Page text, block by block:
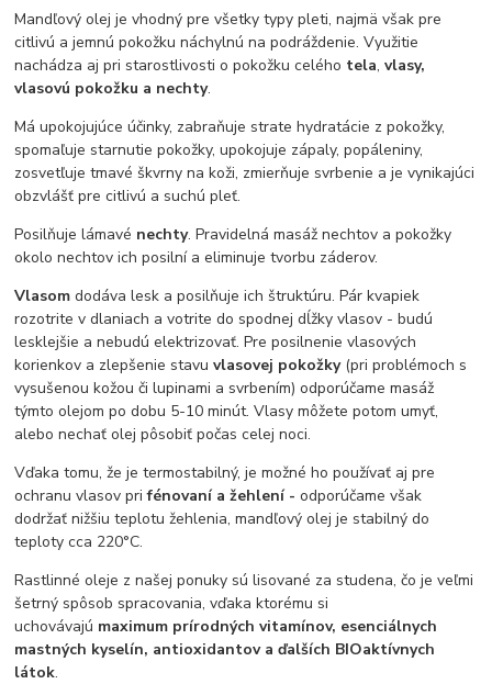
Mandľový olej je vhodný pre všetky typy pleti, najmä však pre
citlivú a jemnú pokožku náchylnú na podráždenie. Využitie
nachádza aj pri starostlivosti o pokožku celého tela,vlasy,
vlasovú pokožku a nechty.
Má upokojujúce účinky, zabraňuje strate hydratácie z pokožky,
spomaľuje starnutie pokožky, upokojuje zápaly, popáleniny,
zosvetľuje tmavé škvrny na koži, zmierňuje svrbenie a je vynikajúci
obzvlášť pre citlivú a suchú pleť.
Posilňuje lámavé nechty. Pravidelná masáž nechtov a pokožky
okolo nechtov ich posilní a eliminuje tvorbu záderov.
Vlasom dodáva lesk a posilňuje ich štruktúru. Pár kvapiek
rozotrite v dlaniach a votrite do spodnej dĺžky vlasov - budú
lesklejšie a nebudú elektrizovať. Pre posilnenie vlasových
korienkov a zlepšenie stavuvlasovej pokožky(pri problémoch s
vysušenou kožou či lupinami a svrbením) odporúčame masáž
týmto olejom po dobu 5-10 minút. Vlasy môžete potom umyť,
alebo nechať olej pôsobiť počas celej noci.
Vďaka tomu, že je termostabilný, je možné ho používať aj pre
ochranu vlasov prifénovaní a žehlení -odporúčame však
dodržať nižšiu teplotu žehlenia, mandľový olej je stabilný do
teploty cca 220°C.
Rastlinné oleje z našej ponuky sú lisované za studena, čo je veľmi
šetrný spôsob spracovania, vďaka ktorému si
uchovávajú maximum prírodných vitamínov, esenciálnych
mastných kyselín, antioxidantov a ďalších BIOaktívnych
látok.